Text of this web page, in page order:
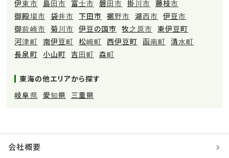
伊東市
島田市 富士市 磐田市 掛川市
藤枝市
御殿場市
袋井市 下田市 裾野市 湖西市
伊豆市
御前崎市
菊川市 伊豆の国市 牧之原市
東伊豆町
河津町
南伊豆町 松崎町 西伊豆町 函南町
清水町
長泉町
小山町 吉田町 森町
東海の他エリアから探す
岐阜県
愛知県 三重県
会社概要